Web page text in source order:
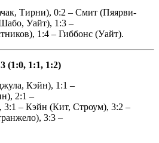
Тирни), 0:2 – Смит (Пяярви-
Уайт), 1:3 –
1:4 – Гиббонс (Уайт).
(1:0, 1:1, 1:2)
Кэйн), 1:1 –
2:1 –
– Кэйн (Кит, Строум), 3:2 –
3:3 –